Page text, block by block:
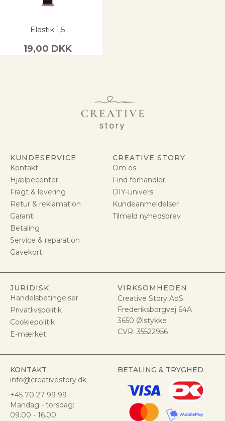
Elastik 1,5
19,00 DKK
KUNDESERVICE
Kontakt
Hjælpecenter
Fragt & levering
Retur & reklamation
Garanti
Betaling
Service & reparation
Gavekort
CREATIVE STORY
Om os
Find forhandler
DIY-univers
Kundeanmeldelser
Tilmeld nyhedsbrev
JURIDISK
Handelsbetingelser
Privatlivspolitik
Cookiepolitik
E-mærket
VIRKSOMHEDEN
Creative Story ApS
Frederiksborgvej 64A
3650 Ølstykke
CVR: 35522956
KONTAKT
info@creativestory.dk
+45 70 27 99 99
Mandag - torsdag:
09.00 - 16.00
BETALING & TRYGHED